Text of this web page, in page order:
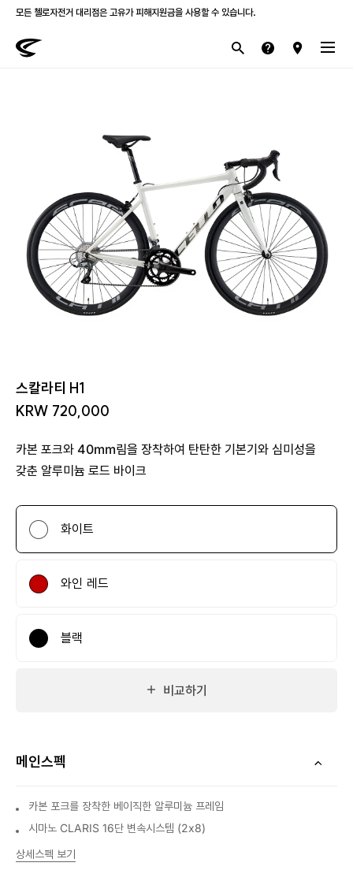
첼로 전 제품 삼성카드 / KB국민카드 12개월 무이자 할부 행사를 진행하고 있습니다.
스칼라티 H1
KRW 720,000
카본 포크와 40mm림을 장착하여 탄탄한 기본기와 심미성을
갖춘 알루미늄 로드 바이크
화이트
와인 레드
블랙
비교하기
메인스펙
카본 포크를 장착한 베이직한 알루미늄 프레임
시마노 CLARIS 16단 변속시스템 (2x8)
상세스펙 보기